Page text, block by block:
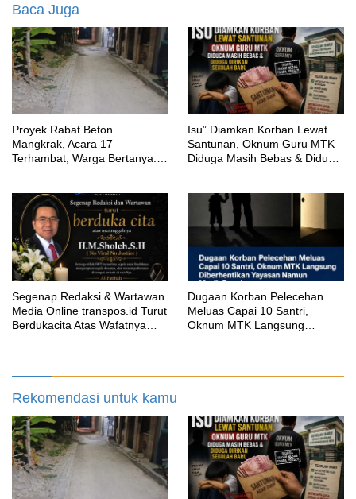
Baca Juga
Proyek Rabat Beton
Mangkrak, Acara 17
Terhambat, Warga Bertanya:
‎Isu” Diamkan Korban Lewat
Santunan, Oknum Guru MTK
Diduga Masih Bebas & Diduga
Segenap Redaksi & Wartawan
Media Online transpos.id Turut
Berdukacita Atas Wafatnya
‎Dugaan Korban Pelecehan
Meluas Capai 10 Santri,
Oknum MTK Langsung
Rekomendasi untuk kamu